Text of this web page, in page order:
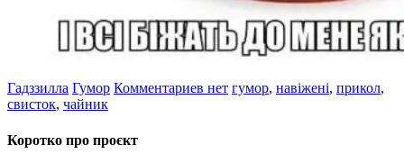
Гадззилла Гумор Комментариев нет гумор, навіжені, прикол,
свисток, чайник
Коротко про проєкт